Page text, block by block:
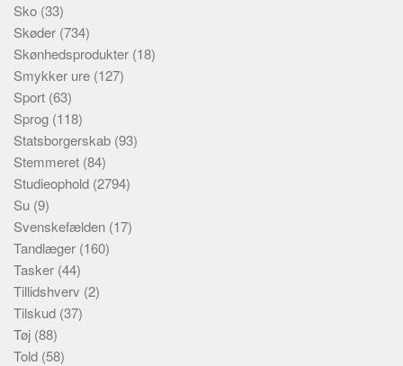
Sko (33)
Skøder (734)
Skønhedsprodukter (18)
Smykker ure (127)
Sport (63)
Sprog (118)
Statsborgerskab (93)
Stemmeret (84)
Studieophold (2794)
Su (9)
Svenskefælden (17)
Tandlæger (160)
Tasker (44)
Tillidshverv (2)
Tilskud (37)
Tøj (88)
Told (58)